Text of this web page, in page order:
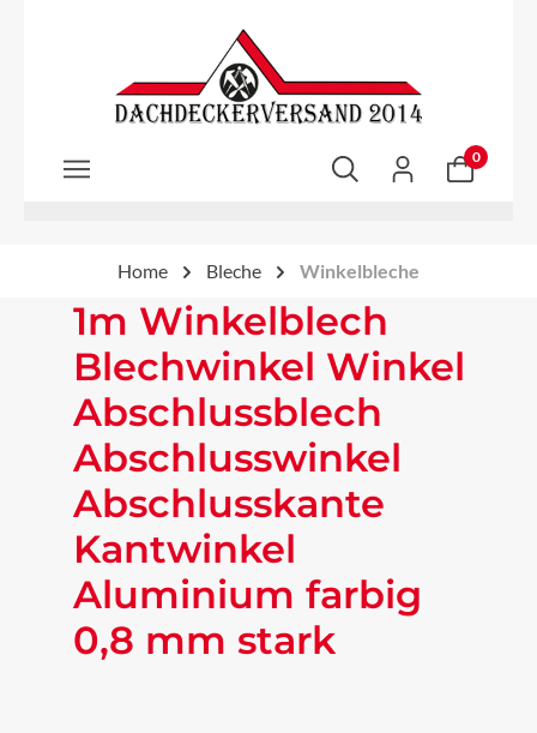
Zum Hauptinhalt springen
0
Home Bleche Winkelbleche
1m Winkelblech
Blechwinkel Winkel
Abschlussblech
Abschlusswinkel
Abschlusskante
Kantwinkel
Aluminium farbig
0,8 mm stark